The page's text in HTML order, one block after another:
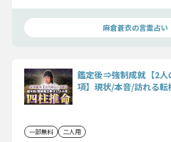
麻倉蒼衣の言霊占い
鑑定後⇒強制成就【2
項】現状/本音/訪れる転
一部無料 二人用